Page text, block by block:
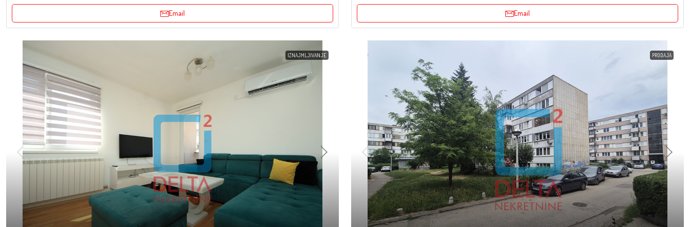
Email Email
IZNAJMLJIVANJE PRODAJA